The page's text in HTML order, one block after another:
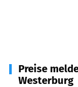
Preise
Westerburg